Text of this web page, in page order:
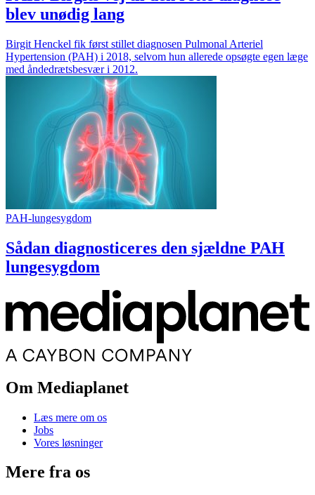
blev unødig lang
Birgit Henckel fik først stillet diagnosen Pulmonal Arteriel
Hypertension (PAH) i 2018, selvom hun allerede opsøgte egen læge
med åndedrætsbesvær i 2012.
PAH-lungesygdom
Sådan diagnosticeres den sjældne PAH
lungesygdom
Om Mediaplanet
Læs mere om os
Jobs
Vores løsninger
Mere fra os